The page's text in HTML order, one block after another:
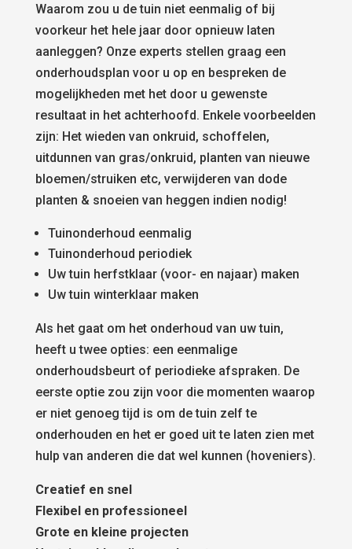
Waarom zou u de tuin niet eenmalig of bij
voorkeur het hele jaar door opnieuw laten
aanleggen? Onze experts stellen graag een
onderhoudsplan voor u op en bespreken de
mogelijkheden met het door u gewenste
resultaat in het achterhoofd. Enkele voorbeelden
zijn: Het wieden van onkruid, schoffelen,
uitdunnen van gras/onkruid, planten van nieuwe
bloemen/struiken etc, verwijderen van dode
planten & snoeien van heggen indien nodig!
Tuinonderhoud eenmalig
Tuinonderhoud periodiek
Uw tuin herfstklaar (voor- en najaar) maken
Uw tuin winterklaar maken
Als het gaat om het onderhoud van uw tuin,
heeft u twee opties: een eenmalige
onderhoudsbeurt of periodieke afspraken. De
eerste optie zou zijn voor die momenten waarop
er niet genoeg tijd is om de tuin zelf te
onderhouden en het er goed uit te laten zien met
hulp van anderen die dat wel kunnen (hoveniers).
Creatief en snel
Flexibel en professioneel
Grote en kleine projecten